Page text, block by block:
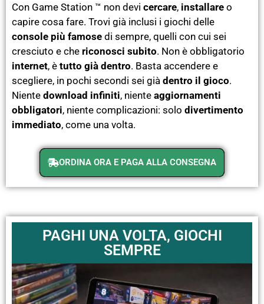
Con Game Station ™ non devi cercare, installare o
capire cosa fare. Trovi già inclusi i giochi delle
console più famose di sempre, quelli con cui sei
cresciuto e che riconosci subito. Non è obbligatorio
internet, è tutto già dentro. Basta accendere e
scegliere, in pochi secondi sei già dentro il gioco.
Niente download infiniti, niente aggiornamenti
obbligatori, niente complicazioni: solo divertimento
immediato, come una volta.
ORDINA ORA E PAGA ALLA CONSEGNA
PAGHI UNA VOLTA, GIOCHI
SEMPRE